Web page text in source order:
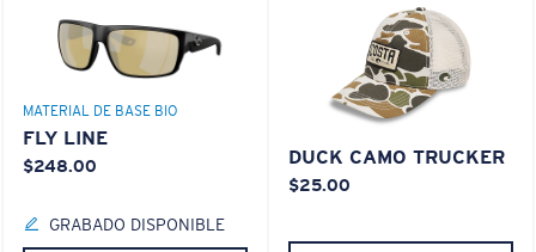
MATERIAL DE BASE BIO
FLY LINE
$248.00
GRABADO DISPONIBLE
DUCK CAMO TRUCKER
$25.00